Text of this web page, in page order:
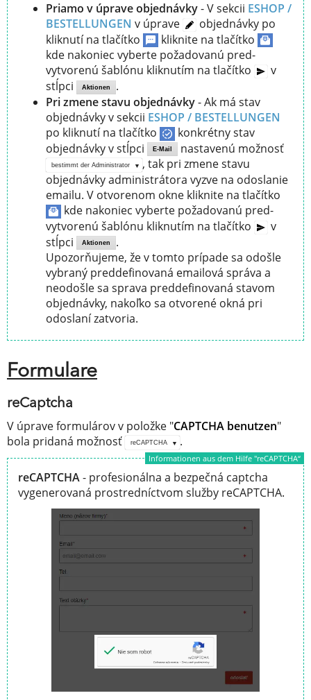
Priamo v úprave objednávky- V sekcii ESHOP /
BESTELLUNGEN v úprave
objednávky po
kliknutí na tlačítko
kliknite na tlačítko
kde nakoniec vyberte požadovanú pred-
vytvorenú šablónu kliknutím na tlačítko
v
stĺpci
Aktionen
.
Pri zmene stavu objednávky- Ak má stav
objednávky v sekcii ESHOP / BESTELLUNGEN
po kliknutí na tlačítko
konkrétny stav
objednávky v stĺpci
E-Mail nastavenú možnosť
bestimmt der Administrator
, tak pri zmene stavu
objednávky administrátora vyzve na odoslanie
emailu. V otvorenom okne kliknite na tlačítko
kde nakoniec vyberte požadovanú pred-
vytvorenú šablónu kliknutím na tlačítko
v
stĺpci
Aktionen
.
Upozorňujeme, že v tomto prípade sa odošle
vybraný preddefinovaná emailová správa a
neodošle sa sprava preddefinovaná stavom
objednávky, nakoľko sa otvorené okná pri
odoslaní zatvoria.
Formulare
reCaptcha
V úprave formulárov v položke "CAPTCHA benutzen"
bola pridaná možnosť
reCAPTCHA .
Informationen aus dem Hilfe "reCAPTCHA“
reCAPTCHA- profesionálna a bezpečná captcha
vygenerovaná prostredníctvom služby reCAPTCHA.